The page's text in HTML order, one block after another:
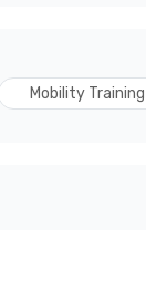
Mobility Training